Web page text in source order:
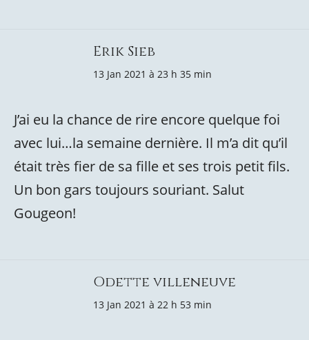
Erik Sieb
13 Jan 2021 à 23 h 35 min
J’ai eu la chance de rire encore quelque foi
avec lui…la semaine dernière. Il m’a dit qu’il
était très fier de sa fille et ses trois petit fils.
Un bon gars toujours souriant. Salut
Gougeon!
Odette villeneuve
13 Jan 2021 à 22 h 53 min